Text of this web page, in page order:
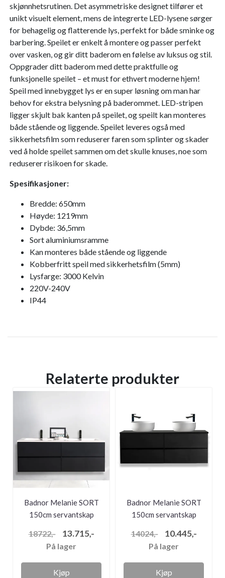
skjønnhetsrutinen. Det asymmetriske designet tilfører et
unikt visuelt element, mens de integrerte LED-lysene sørger
for behagelig og flatterende lys, perfekt for både sminke og
barbering. Speilet er enkelt å montere og passer perfekt
over vasken, og gir ditt baderom en følelse av luksus og stil.
Oppgrader ditt baderom med dette praktfulle og
funksjonelle speilet – et must for ethvert moderne hjem!
Speil med innebygget lys er en super løsning om man har
behov for ekstra belysning på baderommet. LED-stripen
ligger skjult bak kanten på speilet, og speilt kan monteres
både stående og liggende. Speilet leveres også med
sikkerhetsfilm som reduserer faren som splinter og skader
ved å holde speilet sammen om det skulle knuses, noe som
reduserer risikoen for skade.
Spesifikasjoner:
Bredde: 650mm
Høyde: 1219mm
Dybde: 36,5mm
Sort aluminiumsramme
Kan monteres både stående og liggende
Kobberfritt speil med sikkerhetsfilm (5mm)
Lysfarge: 3000 Kelvin
220V-240V
IP44
Relaterte produkter
Badnor Melanie SORT
150cm servantskap
18722,- 13.715,-
På lager
Kjøp
Badnor Melanie SORT
150cm servantskap
14024,- 10.445,-
På lager
Kjøp